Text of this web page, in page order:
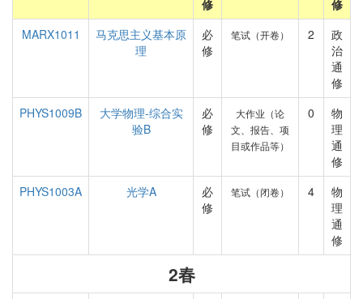
修
修
MARX1011
马克思主义基本原
理
必
修
笔试（开卷） 2
政
治
通
修
PHYS1009B
大学物理-综合实
验B
必
修
大作业（论
文、报告、项
目或作品等）
0
物
理
通
修
PHYS1003A
光学A
必
修
笔试（闭卷） 4
物
理
通
修
2春